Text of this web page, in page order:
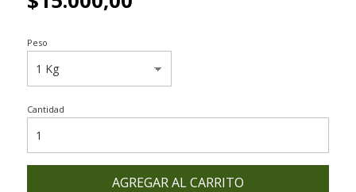
Peso
Cantidad
AGREGAR AL CARRITO